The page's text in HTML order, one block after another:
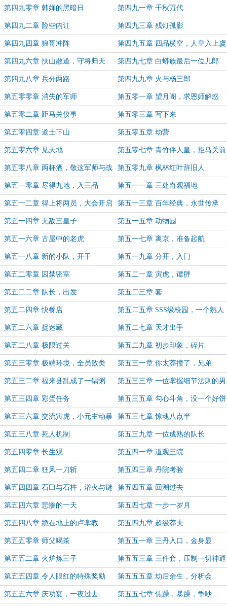
第四九零章 韩婵的黑暗日 第四九一章 千秋万代
第四九二章 险些内讧 第四九三章 残灯孤影
第四九四章 狼哥冲阵 第四九五章 四品横空，人皇入上虞
第四九六章 扶山散道，守将归天 第四九七章 白蟒族最后一位儿郎
第四九八章 兵分两路 第四九九章 火与杨三郎
第五零零章 消失的军师 第五零一章 望月阁，求恩师解惑
第五零二章 距马关仪事 第五零三章 写下来
第五零四章 道士下山 第五零五章 劫营
第五零六章 见天地 第五零七章 青竹伴人皇，拒马关前
败五圣
第五零八章 两杯酒，敬这军师与战
友
第五零九章 枫林红叶辞旧人
第五一零章 尽得九地，入三品 第五一一章 三处奇观福地
第五一二章 得上将两员，大会开启 第五一三章 百年经典，永世传承
第五一四章 无敌三皇子 第五一五章 动物园
第五一六章 古屋中的老虎 第五一七章 离京，准备起航
第五一八章 新的小队，开干 第五一九章 分开，入门
第五二零章 囚禁密室 第五二一章 寅虎，谭胖
第五二二章 队长，出发 第五二三章 套
第五二四章 快餐店 第五二五章 SSS级校园，一个熟人
第五二六章 捉迷藏 第五二七章 天才出手
第五二八章 极限过关 第五二九章 初步印象，碎片
第五三零章 极端环境，全员败类 第五三一章 你太莽撞了，兄弟
第五三二章 福来县乱成了一锅粥 第五三三章 一位掌握细节法则的男
人
第五三四章 彩蛋任务 第五三五章 勾心斗角，没一个好饼
第五三六章 交流寅虎，小元主动暴
线索
第五三七章 惊魂八点半
第五三八章 死人机制 第五三九章 一位成熟的队长
第五四零章 长生观 第五四一章 道观三院
第五四二章 狂风一刀斩 第五四三章 丹院考验
第五四四章 石臼与石杵，浴火与谜
底
第五四五章 回溯过去
第五四六章 悲惨的一天 第五四七章 一步一岁月
第五四八章 跪在地上的卢掌教 第五四九章 超级莽夫
第五五零章 师父喝茶 第五五一章 三丹入口，金身显
第五五二章 火炉炼三子 第五五三章 三件套，压制一切神通
第五五四章 令人眼红的特殊奖励 第五五五章 劫后余生，分析会
第五五六章 庆功宴，一夜过去 第五五七章 焦躁，暴躁，争吵